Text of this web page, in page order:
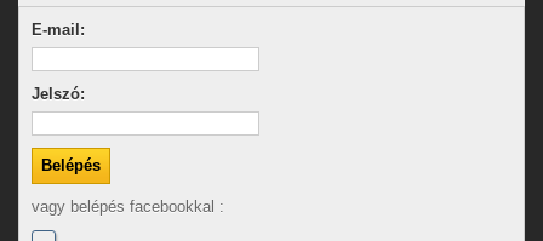
E-mail:
Jelszó:
vagy belépés facebookkal :